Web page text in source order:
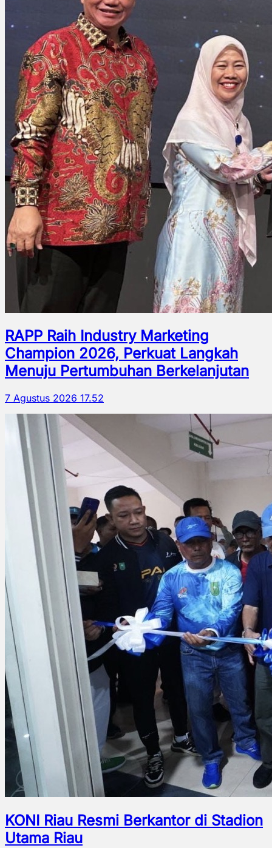
RAPP Raih Industry Marketing
Champion 2026, Perkuat Langkah
Menuju Pertumbuhan Berkelanjutan
7 Agustus 2026 17.52
KONI Riau Resmi Berkantor di Stadion
Utama Riau